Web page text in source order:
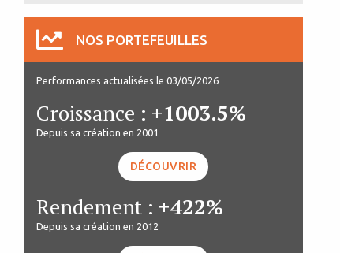
NOS PORTEFEUILLES
Performances actualisées le 03/05/2026
Croissance : +1003.5%
Depuis sa création en 2001
DÉCOUVRIR
Rendement : +422%
Depuis sa création en 2012